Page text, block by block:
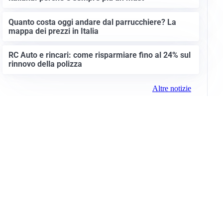
Quanto costa oggi andare dal parrucchiere? La
mappa dei prezzi in Italia
RC Auto e rincari: come risparmiare fino al 24% sul
rinnovo della polizza
Altre notizie